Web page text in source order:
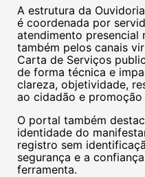
A estrutura da
é coordenada por
atendimento presencial
também pelos canais
Carta de Serviços
de forma técnica e
clareza, objetividade,
ao cidadão e promoção
O portal também
identidade do
registro sem
segurança e a
ferramenta.